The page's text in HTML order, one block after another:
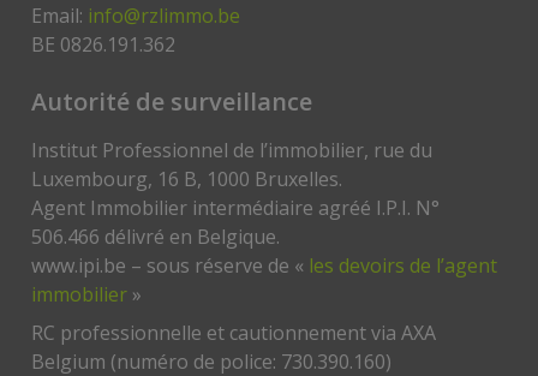
Email: info@rzlimmo.be
BE 0826.191.362
Autorité de surveillance
Institut Professionnel de l’immobilier, rue du
Luxembourg, 16 B, 1000 Bruxelles.
Agent Immobilier intermédiaire agréé I.P.I. N°
506.466 délivré en Belgique.
www.ipi.be – sous réserve de « les devoirs de l’agent
immobilier »
RC professionnelle et cautionnement via AXA
Belgium (numéro de police: 730.390.160)